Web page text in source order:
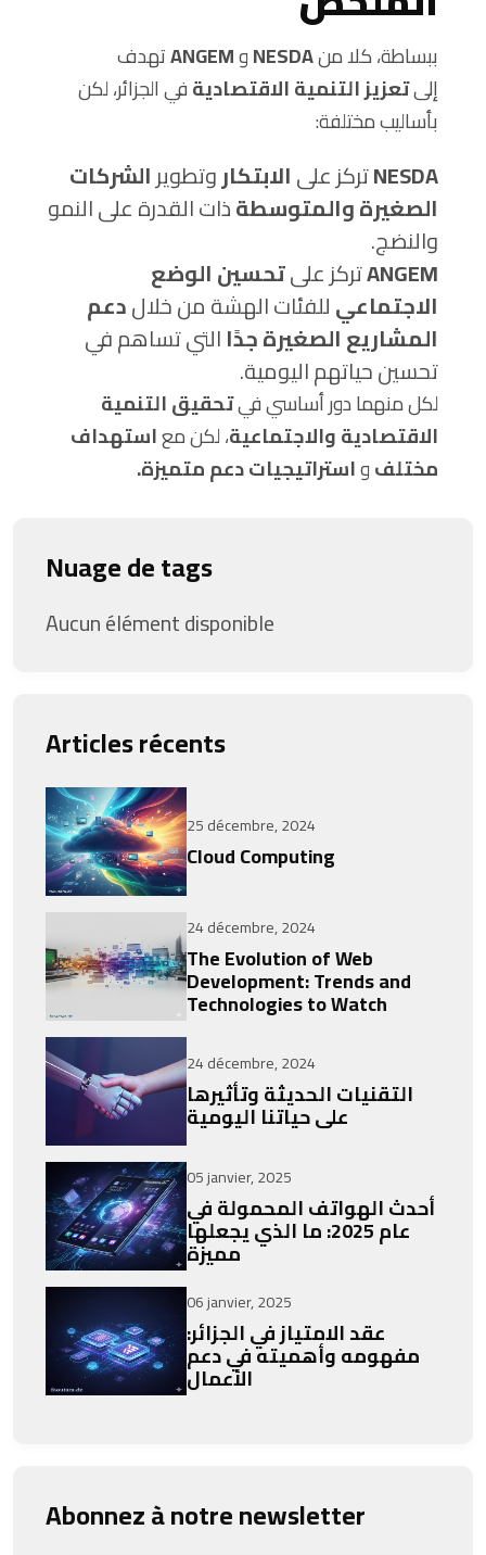
ببساطة، كلا منNESDAوANGEMتهدف
إلىتعزيز التنمية الاقتصاديةفي الجزائر، لكن
بأساليب مختلفة:
NESDAتركز علىالابتكاروتطويرالشركات
الصغيرة والمتوسطةذات القدرة على النمو
والنضج.
ANGEMتركز علىتحسين الوضع
الاجتماعيللفئات الهشة من خلالدعم
المشاريع الصغيرة جدًاالتي تساهم في
تحسين حياتهم اليومية.
لكل منهما دور أساسي فيتحقيق التنمية
الاقتصادية والاجتماعية، لكن معاستهداف
مختلفواستراتيجيات دعم متميزة.
Nuage de tags
Aucun élément disponible
Articles récents
25 décembre, 2024
Cloud Computing
24 décembre, 2024
The Evolution of Web
Development: Trends and
Technologies to Watch
24 décembre, 2024
التقنيات الحديثة وتأثيرها
على حياتنا اليومية
05 janvier, 2025
أحدث الهواتف المحمولة في
عام 2025: ما الذي يجعلها
مميزة
06 janvier, 2025
عقد الامتياز في الجزائر:
مفهومه وأهميته في دعم
الأعمال
Abonnez à notre newsletter